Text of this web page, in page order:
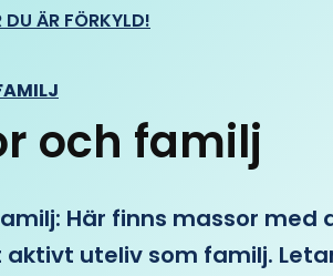
ÄR FÖRKYLD!
och familj
Här finns massor
uteliv som familj.